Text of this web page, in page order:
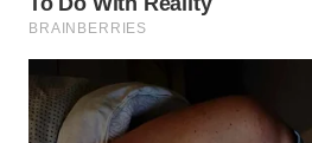
WN
WN
PRIANGAN